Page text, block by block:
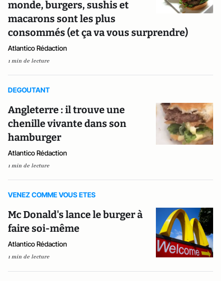
monde, burgers, sushis et
macarons sont les plus
consommés (et ça va vous surprendre)
Atlantico Rédaction
1 min de lecture
DEGOUTANT
Angleterre : il trouve une
chenille vivante dans son
hamburger
Atlantico Rédaction
1 min de lecture
VENEZ COMME VOUS ETES
Mc Donald's lance le burger à
faire soi-même
Atlantico Rédaction
1 min de lecture